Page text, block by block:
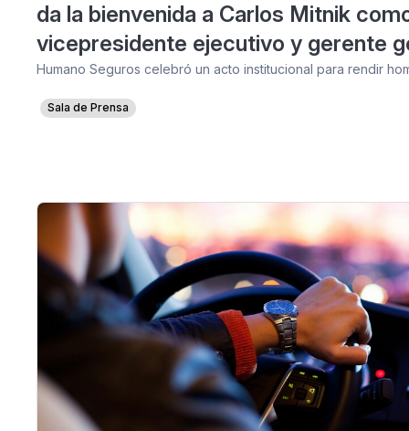
da la bienvenida a Carlos Mitnik
vicepresidente ejecutivo y gerente
Humano Seguros celebró un acto institucional para rendir
Sala de Prensa